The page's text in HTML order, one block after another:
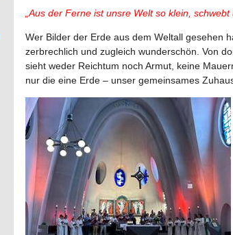
„Aus der Ferne ist unsre Welt so klein,
Wer Bilder der Erde aus dem Weltall gesehen
zerbrechlich und zugleich wunderschön. Von
sieht weder Reichtum noch Armut, keine
nur die eine Erde – unser gemeinsames